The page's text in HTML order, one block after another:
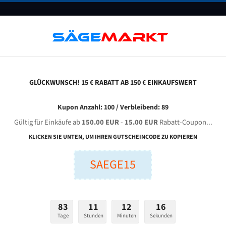
FAQ GUTSCHEINE BLOG KONTAKT
& SCHMID BS 520/680 für 5870 mm Bi-Metall
Breite (mm):
GLÜCKWUNSCH! 15 € RABATT AB 150 € EINKAUFSWERT
Kupon Anzahl: 100 / Verbleibend: 89
Gültig für Einkäufe ab150.00 EUR- 15.00 EURRabatt-Coupon...
KLICKEN SIE UNTEN, UM IHREN GUTSCHEINCODE ZU KOPIEREN
SAEGE15
83
Tage
11
Stunden
12
Minuten
15
Sekunden